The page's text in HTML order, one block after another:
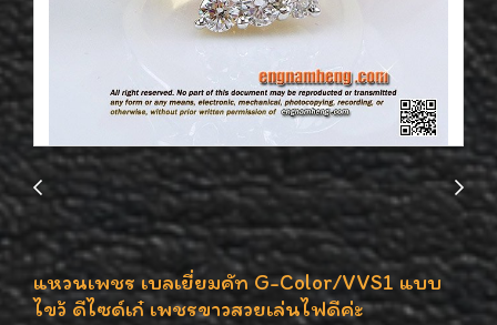
แหวนเพชร เบลเยี่ยมคัท G-Color/VVS1 แบบ
ไขว้ ดีไซด์เก๋ เพชรขาวสวยเล่นไฟดีค่ะ